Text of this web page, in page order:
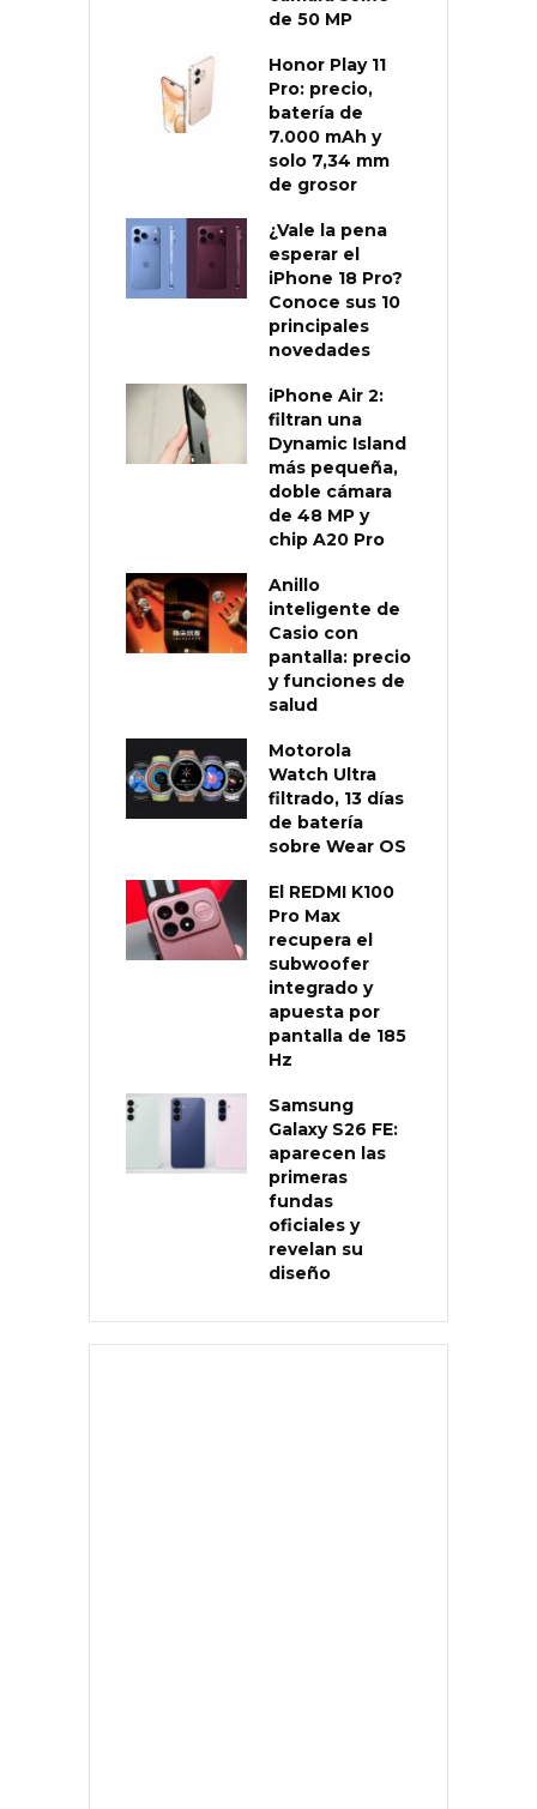
de 50 MP
Honor Play 11
Pro: precio,
batería de
7.000 mAh y
solo 7,34 mm
de grosor
¿Vale la pena
esperar el
iPhone 18 Pro?
Conoce sus 10
principales
novedades
iPhone Air 2:
filtran una
Dynamic Island
más pequeña,
doble cámara
de 48 MP y
chip A20 Pro
Anillo
inteligente de
Casio con
pantalla: precio
y funciones de
salud
Motorola
Watch Ultra
filtrado, 13 días
de batería
sobre Wear OS
El REDMI K100
Pro Max
recupera el
subwoofer
integrado y
apuesta por
pantalla de 185
Hz
Samsung
Galaxy S26 FE:
aparecen las
primeras
fundas
oficiales y
revelan su
diseño